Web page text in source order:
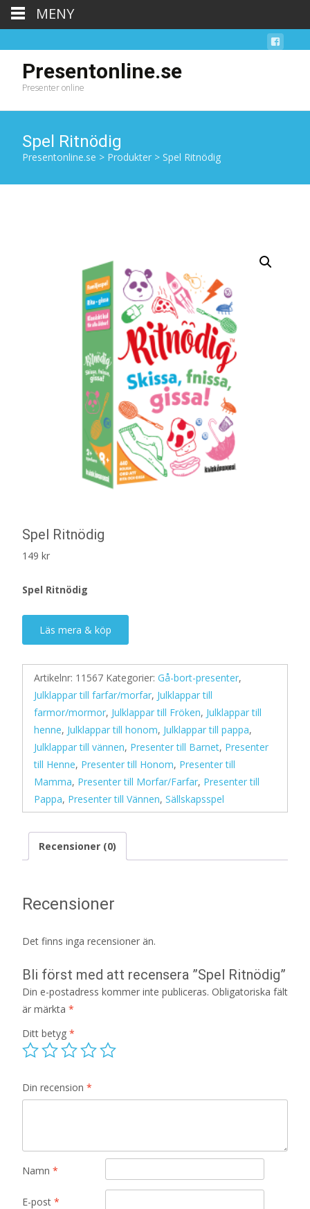
Presentonline.se
Presenter online
Spel Ritnödig
Presentonline.se > Produkter > Spel Ritnödig
Spel Ritnödig
149 kr
Spel Ritnödig
Läs mera & köp
Artikelnr: 11567 Kategorier: Gå-bort-presenter,
Julklappar till farfar/morfar, Julklappar till
farmor/mormor, Julklappar till Fröken, Julklappar till
henne, Julklappar till honom, Julklappar till pappa,
Julklappar till vännen, Presenter till Barnet, Presenter
till Henne, Presenter till Honom, Presenter till
Mamma, Presenter till Morfar/Farfar, Presenter till
Pappa, Presenter till Vännen, Sällskapsspel
Recensioner (0)
Recensioner
Det finns inga recensioner än.
Bli först med att recensera ”Spel Ritnödig”
Din e-postadress kommer inte publiceras. Obligatoriska fält
är märkta *
Ditt betyg *
Din recension *
Namn *
E-post *
MENY